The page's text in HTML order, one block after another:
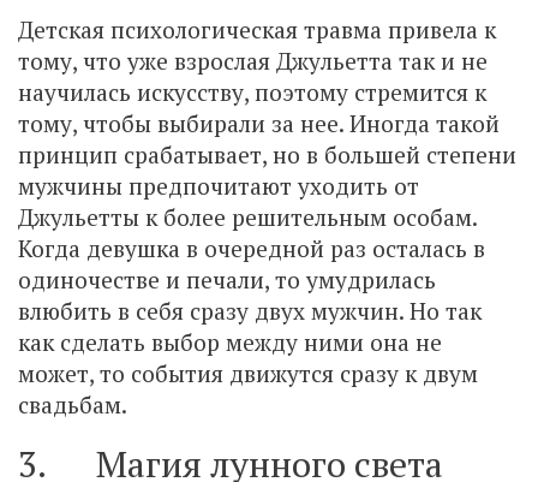
Детская психологическая травма привела к
тому, что уже взрослая Джульетта так и не
научилась искусству, поэтому стремится к
тому, чтобы выбирали за нее. Иногда такой
принцип срабатывает, но в большей степени
мужчины предпочитают уходить от
Джульетты к более решительным особам.
Когда девушка в очередной раз осталась в
одиночестве и печали, то умудрилась
влюбить в себя сразу двух мужчин. Но так
как сделать выбор между ними она не
может, то события движутся сразу к двум
свадьбам.
3. Магия лунного света